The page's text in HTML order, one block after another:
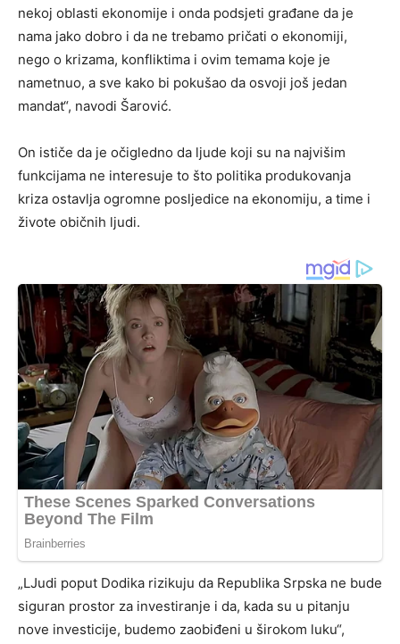
nekoj oblasti ekonomije i onda podsjeti građane da je
nama jako dobro i da ne trebamo pričati o ekonomiji,
nego o krizama, konfliktima i ovim temama koje je
nametnuo, a sve kako bi pokušao da osvoji još jedan
mandat“, navodi Šarović.
On ističe da je očigledno da ljude koji su na najvišim
funkcijama ne interesuje to što politika produkovanja
kriza ostavlja ogromne posljedice na ekonomiju, a time i
živote običnih ljudi.
„LJudi poput Dodika rizikuju da Republika Srpska ne bude
siguran prostor za investiranje i da, kada su u pitanju
nove investicije, budemo zaobiđeni u širokom luku“,